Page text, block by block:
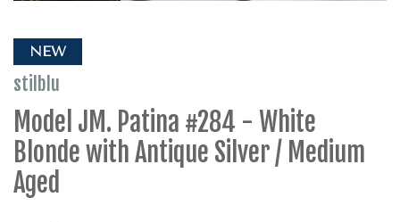
NEW
stilblu
Model JM. Patina #284 - White
Blonde with Antique Silver / Medium
Aged